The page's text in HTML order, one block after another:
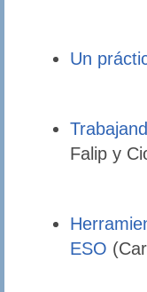
Un
Falip y
ESO